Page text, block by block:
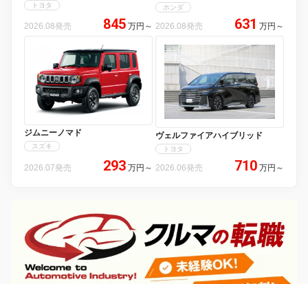
トヨタ
2026.08発売 845 万円 ～
ホンダ
2026.08発売 631 万円 ～
ジムニーノマド
スズキ
2026.07発売 293 万円 ～
ヴェルファイアハイブリッド
トヨタ
2026.06発売 710 万円 ～